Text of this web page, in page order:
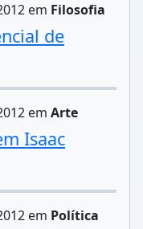
em Filosofia
de
em Arte
Isaac
em Política